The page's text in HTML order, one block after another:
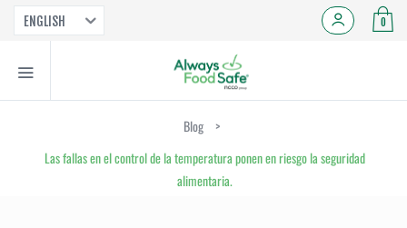
ENGLISH 0
Blog
>
Las fallas en el control de la temperatura ponen en riesgo la seguridad
alimentaria.